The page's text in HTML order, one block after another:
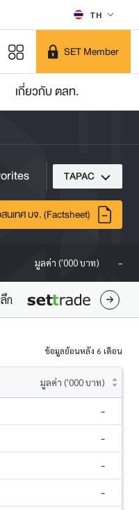
TH
SET Member
เกี่ยวกับ ตลท.
TAPAC
นเทศ บจ. (Factsheet)
มูลค่า ('000 บาท) -
ก
ข้อมูลย้อนหลัง 6 เดือน
มูลค่า ('000 บาท)
-
-
-
-